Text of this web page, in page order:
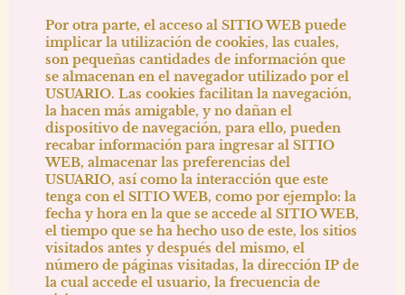
Por otra parte, el acceso al SITIO WEB puede
implicar la utilización de cookies, las cuales,
son pequeñas cantidades de información que
se almacenan en el navegador utilizado por el
USUARIO. Las cookies facilitan la navegación,
la hacen más amigable, y no dañan el
dispositivo de navegación, para ello, pueden
recabar información para ingresar al SITIO
WEB, almacenar las preferencias del
USUARIO, así como la interacción que este
tenga con el SITIO WEB, como por ejemplo: la
fecha y hora en la que se accede al SITIO WEB,
el tiempo que se ha hecho uso de este, los sitios
visitados antes y después del mismo, el
número de páginas visitadas, la dirección IP de
la cual accede el usuario, la frecuencia de